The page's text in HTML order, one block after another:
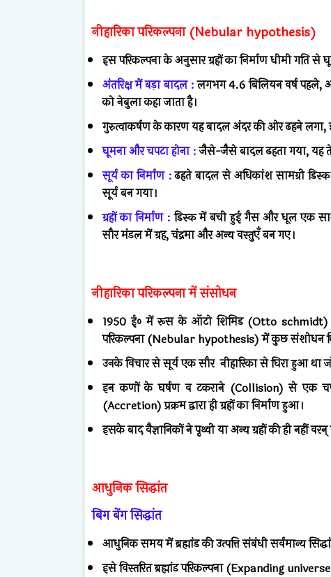
नीहारिका परिकल्पना (Nebular hypothesis)
इस परिकल्पना के अनुसार ग्रहों का निर्माण धीमी गति
अंतरिक्ष में बड़ा बादल :लगभग 4.6 बिलियन वर्ष पहले,
को नेबुला कहा जाता है।
गुरुत्वाकर्षण के कारण यह बादल अंदर की ओर ढहने लगा,
घूमना और चपटा होना :जैसे-जैसे बादल ढहता गया, यह
सूर्य का निर्माण :ढहते बादल से अधिकांश सामग्री
सूर्य बन गया।
ग्रहों का निर्माण : डिस्क में बची हुई गैस और धूल एक
सौर मंडल में ग्रह, चंद्रमा और अन्य वस्तुएँ बन गए।
नीहारिका परिकल्पना में संसोधन
1950 ई० में रूस के ऑटो शिमिड (Otto
परिकल्पना (Nebular hypothesis) में कुछ संशोधन
उनके विचार से सूर्य एक सौर नीहारिका से घिरा हुआ था
इन कणों के घर्षण व टकराने (Collision) से एक
(Accretion) प्रक्रम द्वारा ही ग्रहों का निर्माण हुआ।
इसके बाद वैज्ञानिकों ने पृथ्वी या अन्य ग्रहों की ही नहीं
आधुनिक सिद्धांत
बिग बेंग सिद्धांत
आधुनिक समय में ब्रह्मांड की उत्पत्ति संबंधी सर्वमान्य
इसे विस्तरित ब्रह्मांड परिकल्पना (Expanding